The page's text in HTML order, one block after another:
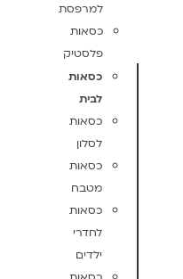
למרפסת
כסאות
פלסטיק
כסאות
לבית
כסאות
לסלון
כסאות
מטבח
כסאות
לחדרי
ילדים